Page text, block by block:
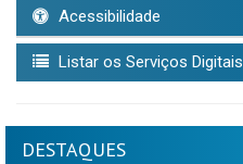
Acessibilidade
Listar os Serviços Digitais
DESTAQUES